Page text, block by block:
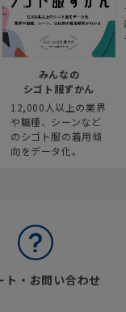
みんなの
シゴト服ずかん
12,000人以上の業界
や職種、シーンなど
のシゴト服の着用傾
向をデータ化。
ト・お問い合わせ